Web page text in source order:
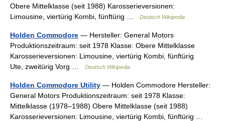
Obere Mittelklasse (seit 1988) Karosserieversionen:
Limousine, viertürig Kombi, fünftürig …
Deutsch Wikipedia
Holden Commodore — Hersteller: General Motors
Produktionszeitraum: seit 1978 Klasse: Obere Mittelklasse
Karosserieversionen: Limousine, viertürig Kombi, fünftürig
Ute, zweitürig Vorg …
Deutsch Wikipedia
Holden Commodore Utility — Holden Commodore Hersteller:
General Motors Produktionszeitraum: seit 1978 Klasse:
Mittelklasse (1978–1988) Obere Mittelklasse (seit 1988)
Karosserieversionen: Limousine, viertürig Kombi, fünftürig …